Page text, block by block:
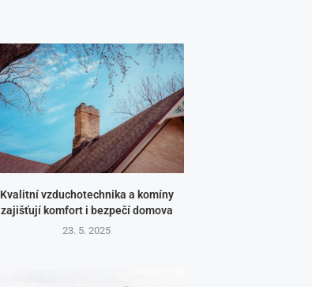
Kvalitní vzduchotechnika a komíny
zajišťují komfort i bezpečí domova
23. 5. 2025